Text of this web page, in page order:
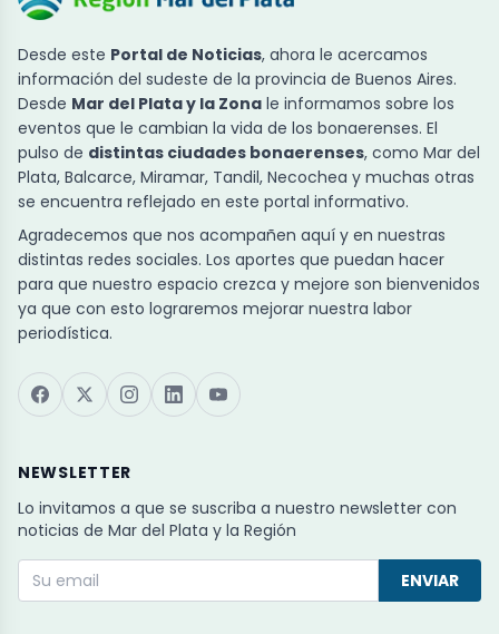
Desde este Portal de Noticias, ahora le acercamos
información del sudeste de la provincia de Buenos Aires.
Desde Mar del Plata y la Zona le informamos sobre los
eventos que le cambian la vida de los bonaerenses. El
pulso de distintas ciudades bonaerenses, como Mar del
Plata, Balcarce, Miramar, Tandil, Necochea y muchas otras
se encuentra reflejado en este portal informativo.
Agradecemos que nos acompañen aquí y en nuestras
distintas redes sociales. Los aportes que puedan hacer
para que nuestro espacio crezca y mejore son bienvenidos
ya que con esto lograremos mejorar nuestra labor
periodística.
NEWSLETTER
Lo invitamos a que se suscriba a nuestro newsletter con
noticias de Mar del Plata y la Región
ENVIAR